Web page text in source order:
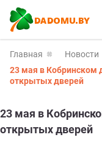
Главная
Новости
23 мая в Кобринском
открытых дверей
23 мая в
открытых дверей